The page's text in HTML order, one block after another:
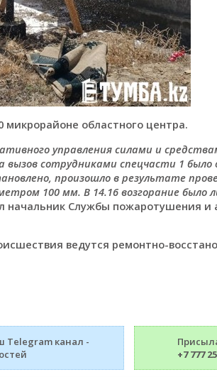
микрорайоне областного центра.
управления силами и
сотрудниками спецчасти 1
произошло в результате
100 мм. В 14.16 возгорание было
начальник Службы пожаротушения и
ведутся ремонтно-
Telegram канал -
+7 777